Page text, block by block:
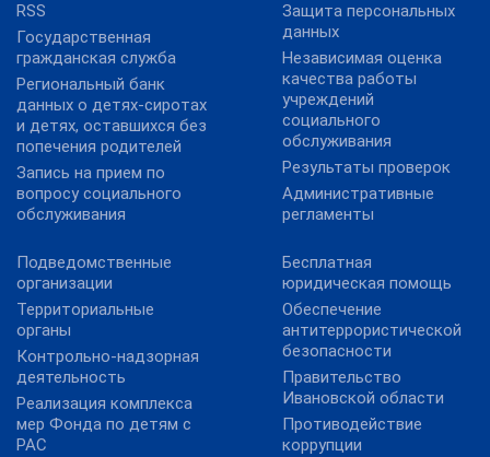
RSS
Государственная
гражданская служба
Региональный банк
данных о детях-сиротах
и детях, оставшихся без
попечения родителей
Запись на прием по
вопросу социального
обслуживания
Защита персональных
данных
Независимая оценка
качества работы
учреждений
социального
обслуживания
Результаты проверок
Административные
регламенты
Подведомственные
организации
Территориальные
органы
Контрольно-надзорная
деятельность
Реализация комплекса
мер Фонда по детям с
РАС
Бесплатная
юридическая помощь
Обеспечение
антитеррористической
безопасности
Правительство
Ивановской области
Противодействие
коррупции